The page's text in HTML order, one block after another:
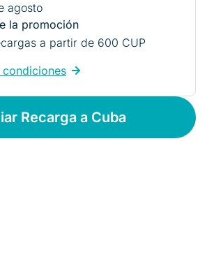
agosto
la promoción
a partir de 600 CUP
Recarga a Cuba